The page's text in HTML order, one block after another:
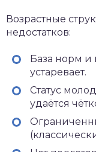
Возрастные
недостатков:
База норм и
устаревает.
Статус
удаётся